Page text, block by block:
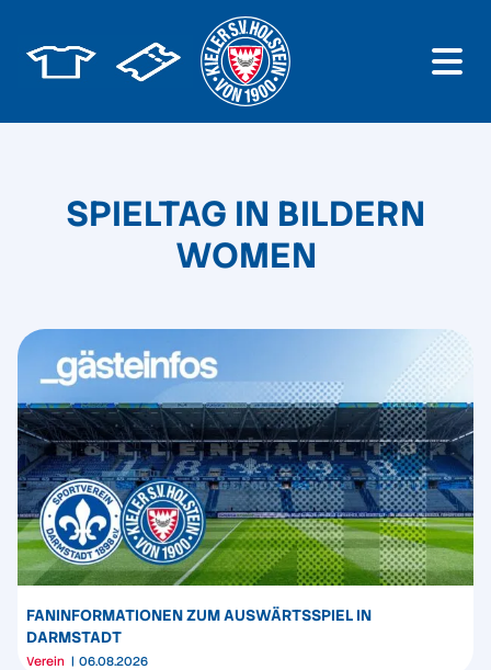
SPIELTAG IN BILDERN
WOMEN
FANINFORMATIONEN ZUM AUSWÄRTSSPIEL IN
DARMSTADT
Verein 06.08.2026